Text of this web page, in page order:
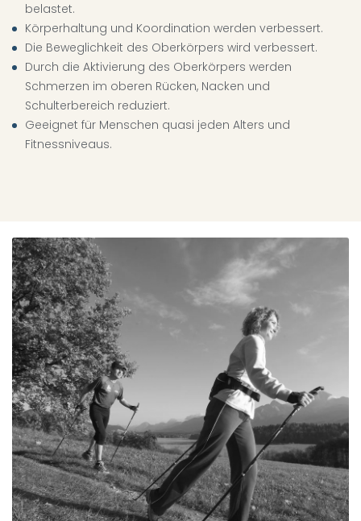
belastet.
Körperhaltung und Koordination werden verbessert.
Die Beweglichkeit des Oberkörpers wird verbessert.
Durch die Aktivierung des Oberkörpers werden
Schmerzen im oberen Rücken, Nacken und
Schulterbereich reduziert.
Geeignet für Menschen quasi jeden Alters und
Fitnessniveaus.